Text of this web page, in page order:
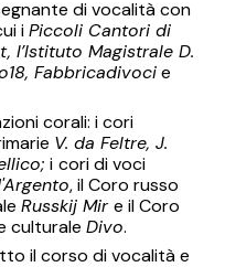
di vocalità con
iPiccoli Cantori di
l’Istituto Magistrale D.
Fabbricadivocie
corali: i cori
V. da Feltre, J.
i cori di voci
, il Coro russo
Russkij Mire il Coro
culturaleDivo.
il corso di vocalità e